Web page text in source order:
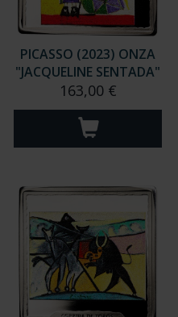
PICASSO (2023) ONZA
"JACQUELINE SENTADA"
163,00 €